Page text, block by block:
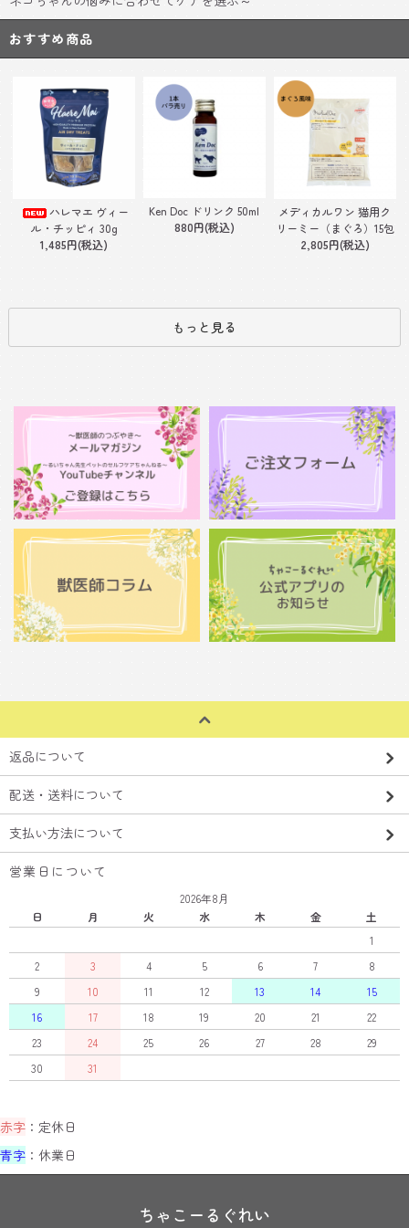
おすすめ商品
ハレマエ ヴィー
ル・チッピィ 30g
1,485円(税込)
Ken Doc ドリンク 50ml
880円(税込)
メディカルワン 猫用ク
リーミー（まぐろ）15包
2,805円(税込)
もっと見る
返品について
配送・送料について
支払い方法について
営業日について
2026年8月
日
月 火 水 木 金
土
1
2
3 4 5 6 7
8
9
10 11 12 13 14
15
16
17 18 19 20 21
22
23
24 25 26 27 28
29
30
31
赤字 ：定休日
青字 ：休業日
ちゃこーるぐれい